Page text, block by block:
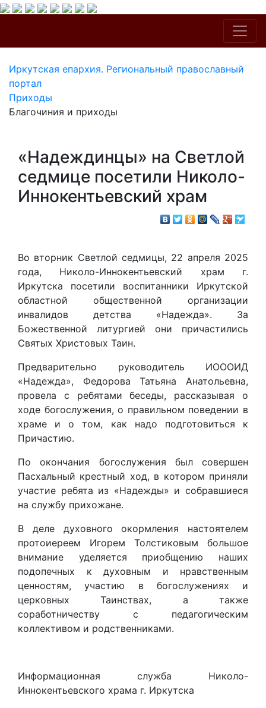
Иркутская епархия. Региональный православный
портал
Приходы
Благочиния и приходы
«Надеждинцы» на Светлой
седмице посетили Николо-
Иннокентьевский храм
Во вторник Светлой седмицы, 22 апреля 2025
года, Николо-Иннокентьевский храм г.
Иркутска посетили воспитанники Иркутской
областной общественной организации
инвалидов детства «Надежда». За
Божественной литургией они причастились
Святых Христовых Таин.
Предварительно руководитель ИОООИД
«Надежда», Федорова Татьяна Анатольевна,
провела с ребятами беседы, рассказывая о
ходе богослужения, о правильном поведении в
храме и о том, как надо подготовиться к
Причастию.
По окончания богослужения был совершен
Пасхальный крестный ход, в котором приняли
участие ребята из «Надежды» и собравшиеся
на службу прихожане.
В деле духовного окормления настоятелем
протоиереем Игорем Толстиковым большое
внимание уделяется приобщению наших
подопечных к духовным и нравственным
ценностям, участию в богослужениях и
церковных Таинствах, а также
соработничеству с педагогическим
коллективом и родственниками.
Информационная служба Николо-
Иннокентьевского храма г. Иркутска